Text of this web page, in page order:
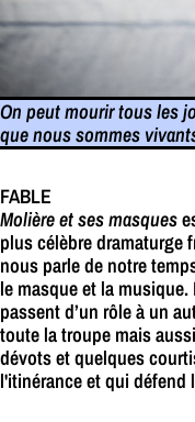
On peut mourir tous les
que nous sommes
FABLE
Molière et ses masques
plus célèbre dramaturge
nous parle de notre
le masque et la
passent d’un rôle à un
toute la troupe mais
dévots et quelques
l'itinérance et qui défend